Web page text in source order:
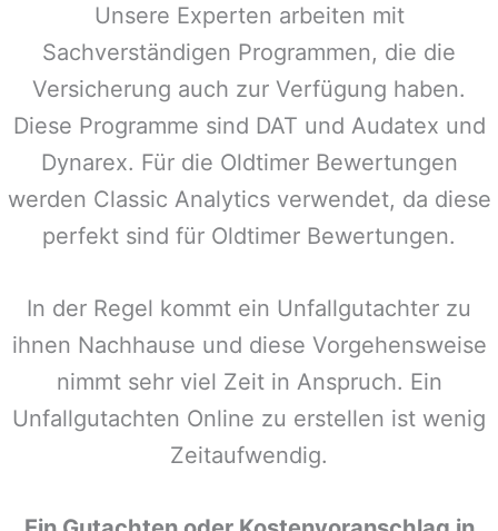
Unsere Experten arbeiten mit
Sachverständigen Programmen, die die
Versicherung auch zur Verfügung haben.
Diese Programme sind DAT und Audatex und
Dynarex. Für die Oldtimer Bewertungen
werden Classic Analytics verwendet, da diese
perfekt sind für Oldtimer Bewertungen.
In der Regel kommt ein Unfallgutachter zu
ihnen Nachhause und diese Vorgehensweise
nimmt sehr viel Zeit in Anspruch. Ein
Unfallgutachten Online zu erstellen ist wenig
Zeitaufwendig.